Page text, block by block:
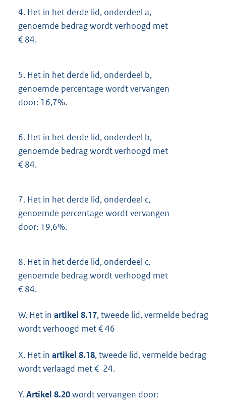
4. Het in het derde lid, onderdeel a,
genoemde bedrag wordt verhoogd met
€ 84.
5. Het in het derde lid, onderdeel b,
genoemde percentage wordt vervangen
door: 16,7%.
6. Het in het derde lid, onderdeel b,
genoemde bedrag wordt verhoogd met
€ 84.
7. Het in het derde lid, onderdeel c,
genoemde percentage wordt vervangen
door: 19,6%.
8. Het in het derde lid, onderdeel c,
genoemde bedrag wordt verhoogd met
€ 84.
W. Het in artikel 8.17, tweede lid, vermelde bedrag
wordt verhoogd met € 46
X. Het in artikel 8.18, tweede lid, vermelde bedrag
wordt verlaagd met € 24.
Y.Artikel 8.20wordt vervangen door: